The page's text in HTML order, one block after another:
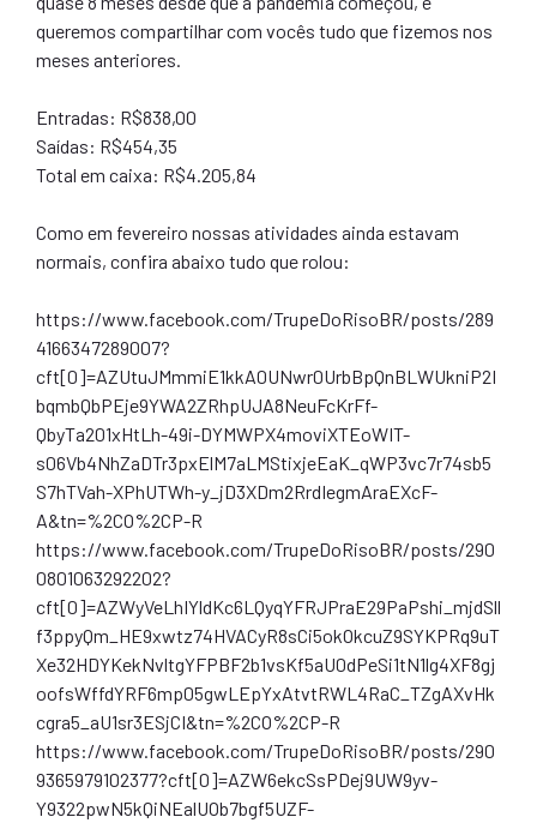
queremos compartilhar com vocês tudo que fizemos nos
meses anteriores.
Entradas: R$838,00
Saídas: R$454,35
Total em caixa: R$4.205,84
Como em fevereiro nossas atividades ainda estavam
normais, confira abaixo tudo que rolou:
https://www.facebook.com/TrupeDoRisoBR/posts/289
4166347289007?
cft[0]=AZUtuJMmmiE1kkA0UNwr0UrbBpQnBLWUkniP2I
bqmbQbPEje9YWA2ZRhpUJA8NeuFcKrFf-
QbyTa201xHtLh-49i-DYMWPX4moviXTEoWIT-
s06Vb4NhZaDTr3pxElM7aLMStixjeEaK_qWP3vc7r74sb5
S7hTVah-XPhUTWh-y_jD3XDm2RrdIegmAraEXcF-
A&tn=%2CO%2CP-R
https://www.facebook.com/TrupeDoRisoBR/posts/290
0801063292202?
cft[0]=AZWyVeLhIYldKc6LQyqYFRJPraE29PaPshi_mjdSll
f3ppyQm_HE9xwtz74HVACyR8sCi5okOkcuZ9SYKPRq9uT
Xe32HDYKekNvltgYFPBF2b1vsKf5aU0dPeSi1tN1lg4XF8gj
oofsWffdYRF6mp05gwLEpYxAtvtRWL4RaC_TZgAXvHk
cgra5_aU1sr3ESjCI&tn=%2CO%2CP-R
https://www.facebook.com/TrupeDoRisoBR/posts/290
9365979102377?cft[0]=AZW6ekcSsPDej9UW9yv-
Y9322pwN5kQiNEalUOb7bgf5UZF-